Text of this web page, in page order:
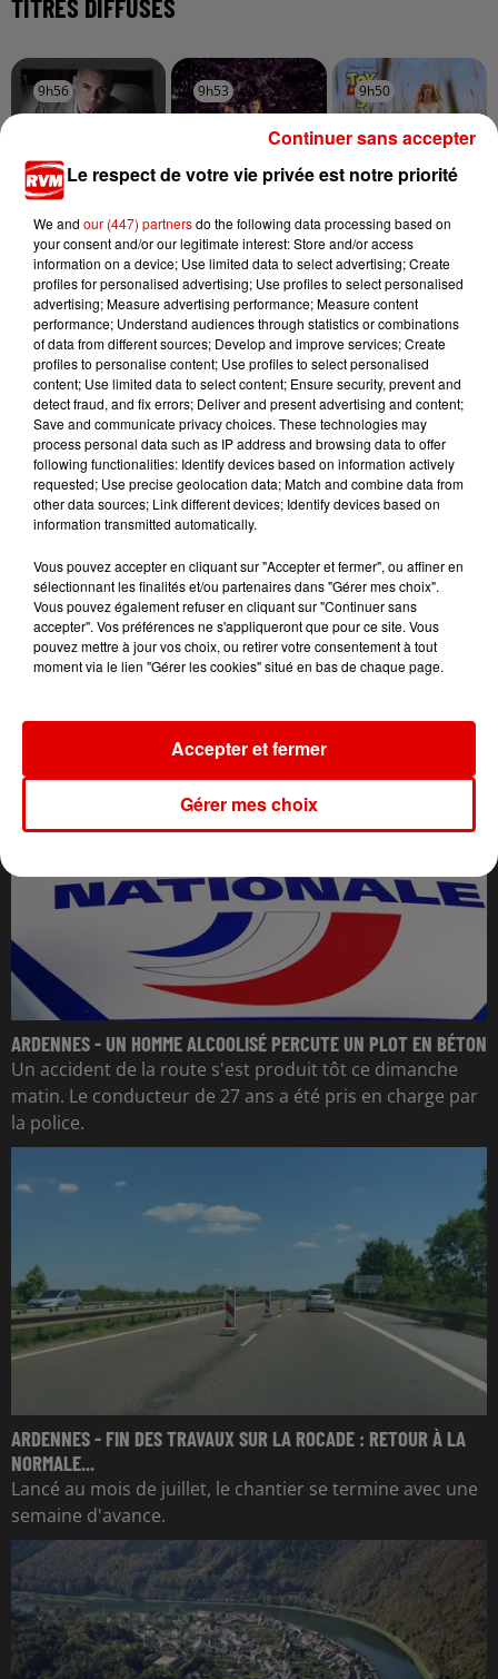
TITRES DIFFUSÉS
9h56
9h56
PITBULL
I Know You Want
Me (calle Ocho)
9h53
9h53
DAYSY FEAT. JOSEPH
KAMEL
Par Coeur
9h50
9h50
TAYLOR SWIFT
I Knew It, I Knew
You
ARDENNES - UN HOMME ALCOOLISÉ PERCUTE UN PLOT EN BÉTON
Un accident de la route s'est produit tôt ce dimanche
matin. Le conducteur de 27 ans a été pris en charge par
la police.
ARDENNES - FIN DES TRAVAUX SUR LA ROCADE : RETOUR À LA
NORMALE...
Lancé au mois de juillet, le chantier se termine avec une
semaine d'avance.
Le respect de votre vie privée est notre priorité
We and our (447) partnersdo the following data processing based on
your consent and/or our legitimate interest: Store and/or access
information on a device; Use limited data to select advertising; Create
profiles for personalised advertising; Use profiles to select personalised
advertising; Measure advertising performance; Measure content
performance; Understand audiences through statistics or combinations
of data from different sources; Develop and improve services; Create
profiles to personalise content; Use profiles to select personalised
content; Use limited data to select content; Ensure security, prevent and
detect fraud, and fix errors; Deliver and present advertising and content;
Save and communicate privacy choices. These technologies may
process personal data such as IP address and browsing data to offer
following functionalities: Identify devices based on information actively
requested; Use precise geolocation data; Match and combine data from
other data sources; Link different devices; Identify devices based on
information transmitted automatically.
Vous pouvez accepter en cliquant sur "Accepter et fermer", ou affiner en
sélectionnant les finalités et/ou partenaires dans "Gérer mes choix".
Vous pouvez également refuser en cliquant sur "Continuer sans
accepter". Vos préférences ne s'appliqueront que pour ce site. Vous
pouvez mettre à jour vos choix, ou retirer votre consentement à tout
moment via le lien "Gérer les cookies" situé en bas de chaque page.
Gérer mes choix
Accepter et fermer
Continuer sans accepter